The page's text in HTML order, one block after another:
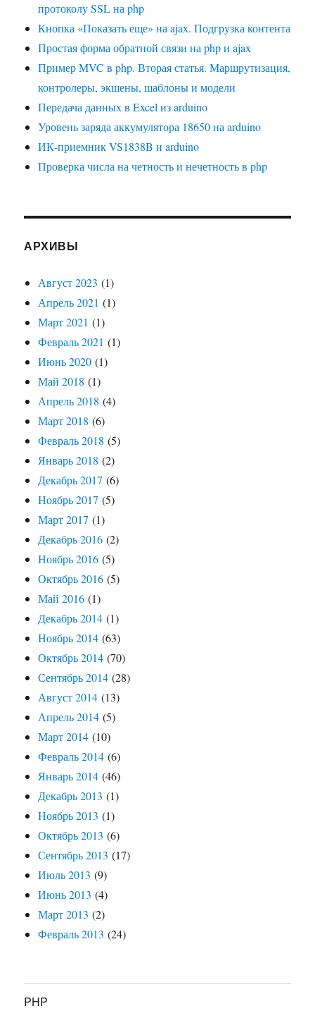
протоколу SSL на php
Кнопка «Показать еще» на ajax. Подгрузка контента
Простая форма обратной связи на php и ajax
Пример MVC в php. Вторая статья. Маршрутизация,
контролеры, экшены, шаблоны и модели
Передача данных в Excel из arduino
Уровень заряда аккумулятора 18650 на arduino
ИК-приемник VS1838B и arduino
Проверка числа на четность и нечетность в php
АРХИВЫ
Август 2023 (1)
Апрель 2021 (1)
Март 2021 (1)
Февраль 2021 (1)
Июнь 2020 (1)
Май 2018 (1)
Апрель 2018 (4)
Март 2018 (6)
Февраль 2018 (5)
Январь 2018 (2)
Декабрь 2017 (6)
Ноябрь 2017 (5)
Март 2017 (1)
Декабрь 2016 (2)
Ноябрь 2016 (5)
Октябрь 2016 (5)
Май 2016 (1)
Декабрь 2014 (1)
Ноябрь 2014 (63)
Октябрь 2014 (70)
Сентябрь 2014 (28)
Август 2014 (13)
Апрель 2014 (5)
Март 2014 (10)
Февраль 2014 (6)
Январь 2014 (46)
Декабрь 2013 (1)
Ноябрь 2013 (1)
Октябрь 2013 (6)
Сентябрь 2013 (17)
Июль 2013 (9)
Июнь 2013 (4)
Март 2013 (2)
Февраль 2013 (24)
PHP